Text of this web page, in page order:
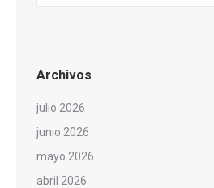
Archivos
julio 2026
junio 2026
mayo 2026
abril 2026